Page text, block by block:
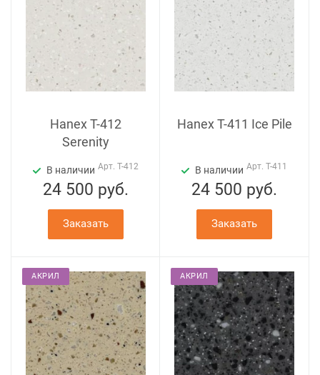
Hanex T-412
Serenity
В наличии Арт. T-412
24 500 руб.
Заказать
Hanex T-411 Ice Pile
В наличии Арт. T-411
24 500 руб.
Заказать
АКРИЛ АКРИЛ